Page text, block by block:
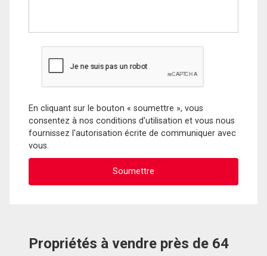
En cliquant sur le bouton « soumettre », vous
consentez à nos conditions d'utilisation et vous nous
fournissez l'autorisation écrite de communiquer avec
vous.
Propriétés à vendre près de 64